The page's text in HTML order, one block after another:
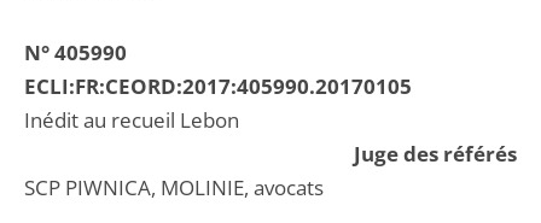
N° 405990
ECLI:FR:CEORD:2017:405990.20170105
Inédit au recueil Lebon
Juge des référés
SCP PIWNICA, MOLINIE, avocats